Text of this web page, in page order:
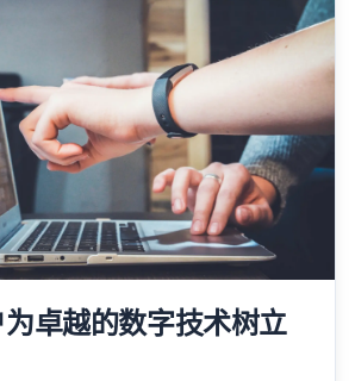
卓越的数字技术树立